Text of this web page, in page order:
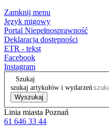
Zamknij menu
Język migowy
Portal Niepełnosprawność
Deklaracja dostępności
ETR - tekst
Facebook
Instagram
Szukaj
szukaj artykułów i wydarzeń
Wyszukaj
Linia miasta Poznań
61 646 33 44